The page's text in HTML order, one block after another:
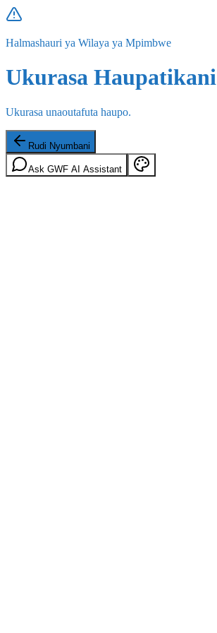
Halmashauri ya Wilaya ya Mpimbwe
Ukurasa Haupatikani
Ukurasa unaoutafuta haupo.
Rudi Nyumbani
Ask GWF AI Assistant